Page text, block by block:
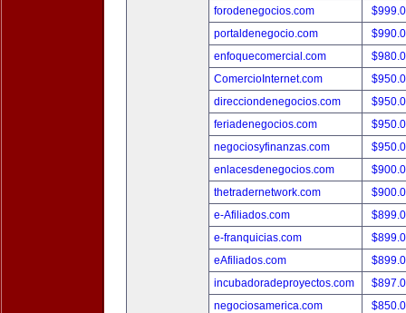
forodenegocios.com
portaldenegocio.com
enfoquecomercial.com
ComercioInternet.com
direcciondenegocios.com
feriadenegocios.com
negociosyfinanzas.com
enlacesdenegocios.com
thetradernetwork.com
e-Afiliados.com
e-franquicias.com
eAfiliados.com
incubadoradeproyectos.com
negociosamerica.com